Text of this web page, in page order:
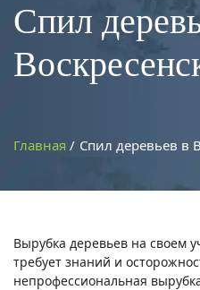
Спил
Главная Спил деревьев в
Вырубка деревьев на своем
требует знаний и
непрофессиональная